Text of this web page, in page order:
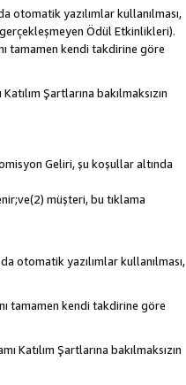
otomatik yazılımlar kullanılması,
Ödül Etkinlikleri).
tamamen kendi takdirine göre
Şartlarına bakılmaksızın
Geliri, şu koşullar altında
müşteri, bu tıklama
otomatik yazılımlar kullanılması,
tamamen kendi takdirine göre
Şartlarına bakılmaksızın